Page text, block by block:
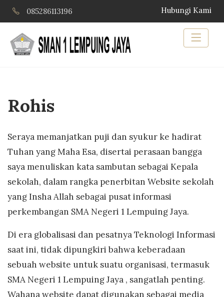
085286113196 Hubungi Kami
Rohis
Seraya memanjatkan puji dan syukur ke hadirat
Tuhan yang Maha Esa, disertai perasaan bangga
saya menuliskan kata sambutan sebagai Kepala
sekolah, dalam rangka penerbitan Website sekolah
yang Insha Allah sebagai pusat informasi
perkembangan SMA Negeri 1 Lempuing Jaya.
Di era globalisasi dan pesatnya Teknologi Informasi
saat ini, tidak dipungkiri bahwa keberadaan
sebuah website untuk suatu organisasi, termasuk
SMA Negeri 1 Lempuing Jaya , sangatlah penting.
Wahana website dapat digunakan sebagai media